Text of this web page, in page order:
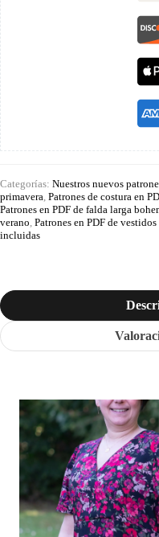
Categorías: Nuestros nuevos
primavera Patrones de costura en
Patrones en PDF de falda larga
verano Patrones en PDF de
incluidas